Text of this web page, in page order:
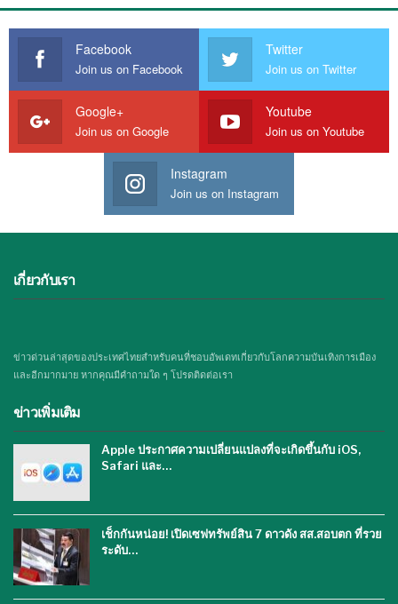
Facebook
Join us on Facebook
Twitter
Join us on Twitter
Google+
Join us on Google
Youtube
Join us on Youtube
Instagram
Join us on Instagram
เกี่ยวกับเรา
ข่าวด่วนล่าสุดของประเทศไทยสำหรับคนที่ชอบอัพเดทเกี่ยวกับโลกความบันเทิงการเมือง
และอีกมากมาย หากคุณมีคำถามใด ๆ โปรดติดต่อเรา
ข่าวเพิ่มเติม
Apple ประกาศความเปลี่ยนแปลงที่จะเกิดขึ้นกับ iOS,
Safari และ…
เช็กกันหน่อย! เปิดเซฟทรัพย์สิน 7 ดาวดัง สส.สอบตก ที่รวย
ระดับ…